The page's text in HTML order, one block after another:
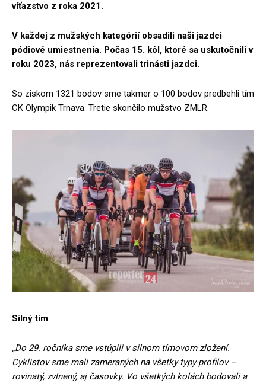
víťazstvo z roka 2021.
V každej z mužských kategórií obsadili naši jazdci
pódiové umiestnenia. Počas 15. kôl, ktoré sa uskutočnili v
roku 2023, nás reprezentovali trinásti jazdci.
So ziskom 1321 bodov sme takmer o 100 bodov predbehli tím
CK Olympik Trnava. Tretie skončilo mužstvo ZMLR.
Silný tím
„Do 29. ročníka sme vstúpili v silnom tímovom zložení.
Cyklistov sme mali zameraných na všetky typy profilov –
rovinatý, zvlnený, aj časovky. Vo všetkých kolách bodovali a